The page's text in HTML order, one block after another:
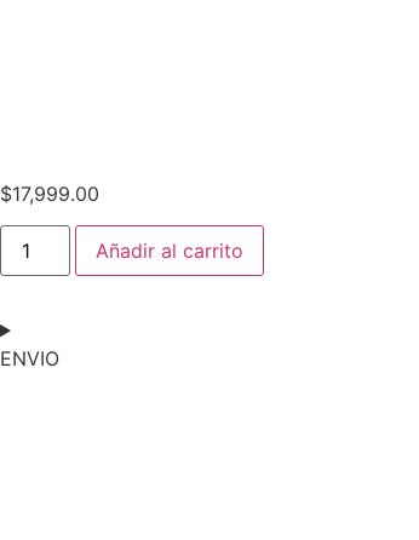
$17,999.00
Añadir al carrito
ENVIO